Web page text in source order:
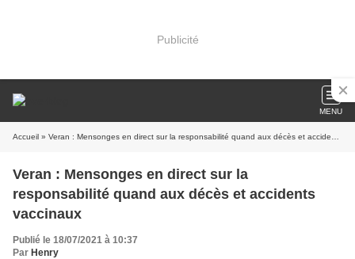
Publicité
MENU
Accueil » Veran : Mensonges en direct sur la responsabilité quand aux décès et accidents vaccinaux
Veran : Mensonges en direct sur la
responsabilité quand aux décès et accidents
vaccinaux
Publié le 18/07/2021 à 10:37
Par Henry